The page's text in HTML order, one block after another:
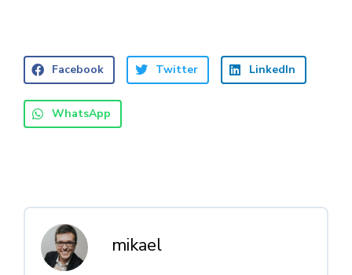
Facebook Twitter LinkedIn
WhatsApp
mikael